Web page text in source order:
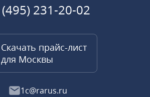
231-20-02
Скачать прайс-лист
для Москвы
1c@rarus.ru